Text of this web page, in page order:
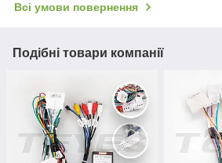
Всі умови повернення
Подібні товари компанії